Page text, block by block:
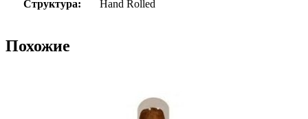
Структура: Hand Rolled
Похожие